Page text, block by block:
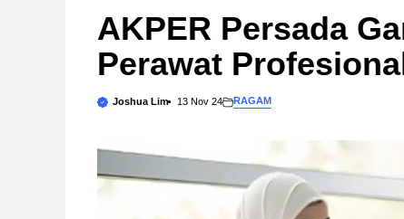
AKPER Persada
Perawat
Joshua Lim 13 Nov 24 RAGAM